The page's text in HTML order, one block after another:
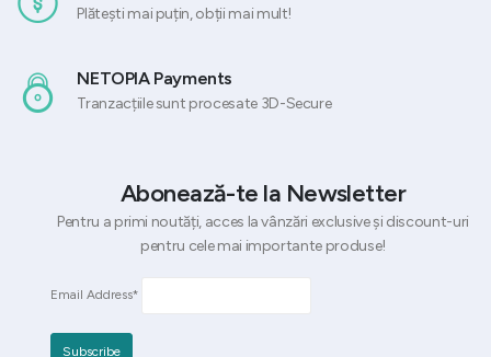
Plătești mai puțin, obții mai mult!
NETOPIA Payments
Tranzacțiile sunt procesate 3D-Secure
Abonează-te la Newsletter
Pentru a primi noutăți, acces la vânzări exclusive și discount-uri
pentru cele mai importante produse!
Email Address*